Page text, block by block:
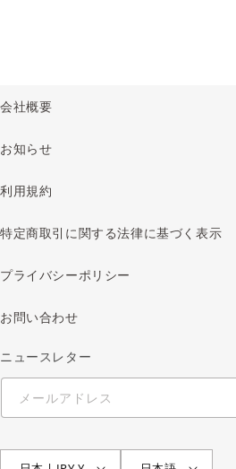
会社概要
お知らせ
利用規約
特定商取引に関する法律に基づく表示
プライバシーポリシー
お問い合わせ
ニュースレター
メールアドレス